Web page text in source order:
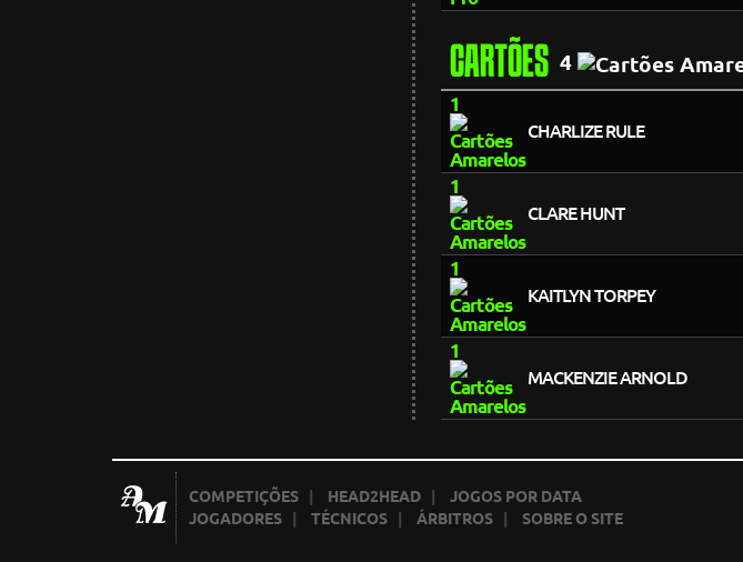
CARTÕES 4
1
CHARLIZE RULE
1
CLARE HUNT
1
KAITLYN TORPEY
1
MACKENZIE ARNOLD
COMPETIÇÕES HEAD2HEAD |JOGOS POR DATA
JOGADORES |TÉCNICOS |ÁRBITROS SOBRE O SITE